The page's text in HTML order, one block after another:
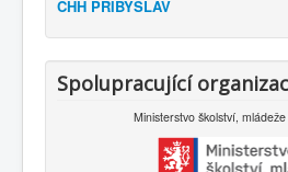
CHH PŘIBYSLAV
Spolupracující
Ministerstvo školství,